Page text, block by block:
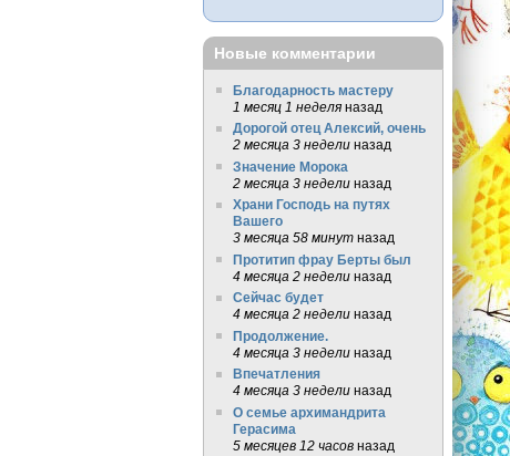
Новые комментарии
Благодарность мастеру
1 месяц 1 неделяназад
Дорогой отец Алексий, очень
2 месяца 3 неделиназад
Значение Морока
2 месяца 3 неделиназад
Храни Господь на путях
Вашего
3 месяца 58 минутназад
Протитип фрау Берты был
4 месяца 2 неделиназад
Сейчас будет
4 месяца 2 неделиназад
Продолжение.
4 месяца 3 неделиназад
Впечатления
4 месяца 3 неделиназад
О семье архимандрита
Герасима
5 месяцев 12 часовназад